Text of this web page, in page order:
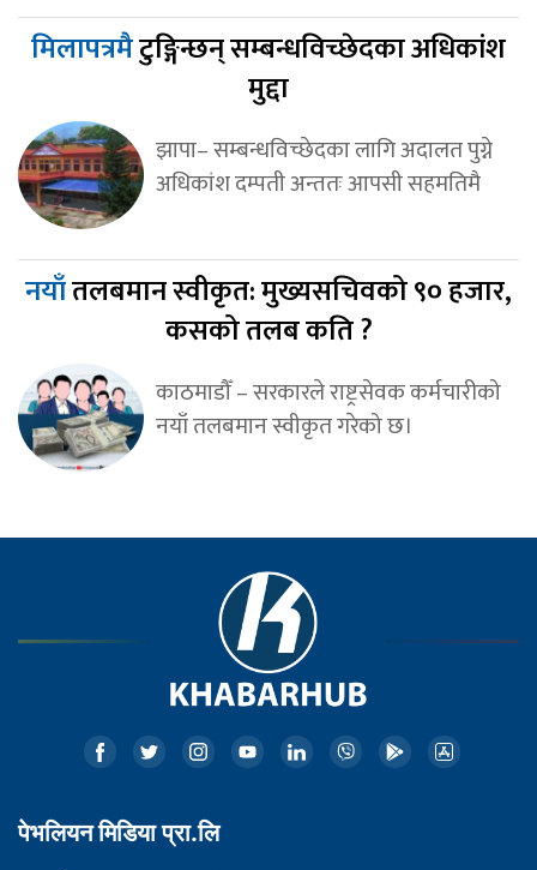
मिलापत्रमैटुङ्गिन्छन् सम्बन्धविच्छेदका अधिकांश
मुद्दा
झापा– सम्बन्धविच्छेदका लागि अदालत पुग्ने
अधिकांश दम्पती अन्ततः आपसी सहमतिमै
नयाँतलबमान स्वीकृत: मुख्यसचिवको ९० हजार,
कसको तलब कति ?
काठमाडौँ – सरकारले राष्ट्रसेवक कर्मचारीको
नयाँ तलबमान स्वीकृत गरेको छ।
पेभलियन मिडिया प्रा.लि